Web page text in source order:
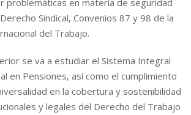
problemáticas en materia de seguridad
Sindical, Convenios 87 y 98 de la
del Trabajo.
se va a estudiar el Sistema Integral
en Pensiones, así como el cumplimiento
en la cobertura y sostenibilidad
y legales del Derecho del Trabajo